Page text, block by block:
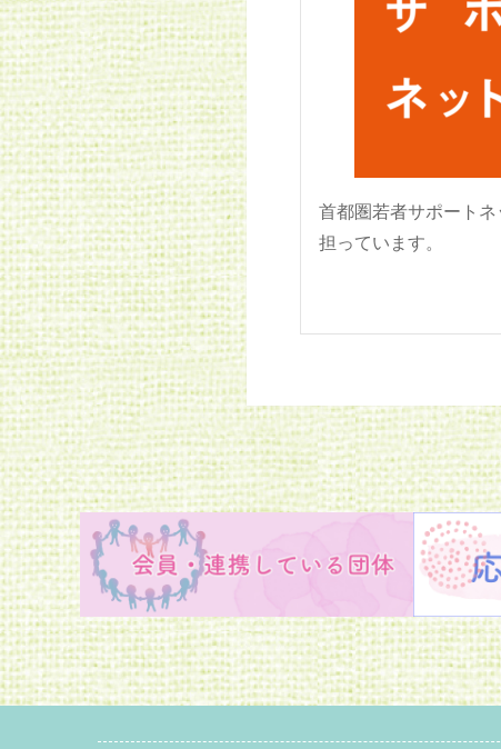
首都圏若者サポート
担っています。